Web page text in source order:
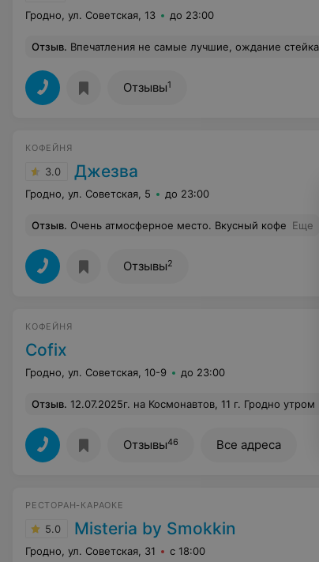
Гродно, ул. Советская, 13 до 23:00
Отзыв. Впечатления не самые лучшие, ождание стейка и свежих овощей-больше часа, при этом ничем не удивил нас наш заказ. Помимо этого посадили на третий уровень, там сильно дуло , у соседнего столика этот сквозняк салфетки сдувал. К слову столик на двоих
Отзывы1
КОФЕЙНЯ
3.0 Джезва
Гродно, ул. Советская, 5 до 23:00
Отзыв. Очень атмосферное место. Вкусный кофе Еще
Отзывы2
КОФЕЙНЯ
Cofix
Гродно, ул. Советская, 10-9 до 23:00
Отзыв. 12.07.2025г. на Космонавтов, 11 г. Гродно утром в 8 часов 03 минуты бармен даже не собирался открывать кафе, на стук в дверь не реагировал, занимался
Отзывы46 Все адреса
РЕСТОРАН-КАРАОКЕ
5.0 Misteria by Smokkin
Гродно, ул. Советская, 31 с 18:00